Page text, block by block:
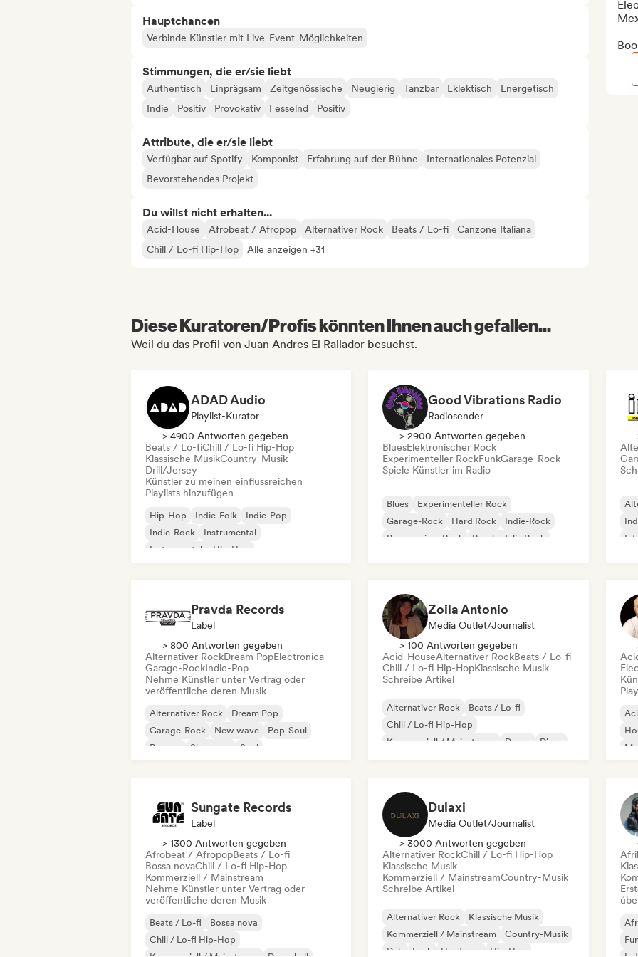
Hauptchancen
Verbinde Künstler mit Live-Event-Möglichkeiten
Stimmungen, die er/sie liebt
Authentisch Einprägsam Zeitgenössische Neugierig Tanzbar Eklektisch
Energetisch
Indie
Positiv Provokativ Fesselnd Positiv
Attribute, die er/sie liebt
Verfügbar auf Spotify Komponist Erfahrung auf der Bühne
Internationales Potenzial
Bevorstehendes Projekt
Du willst nicht erhalten...
Acid-House Afrobeat / Afropop Alternativer Rock Beats / Lo-fi
Canzone Italiana
Chill / Lo-fi Hip-Hop
Alle anzeigen +31
Diese Kuratoren/Profis könnten Ihnen auch gefallen...
Weil du das Profil von Juan Andres El Rallador besuchst.
ADAD Audio
Playlist-Kurator
> 4900 Antworten gegeben
Beats / Lo-fiChill / Lo-fi Hip-Hop
Klassische MusikCountry-Musik
Drill/Jersey
Künstler zu meinen einflussreichen
Playlists hinzufügen
Hip-Hop Indie-Folk
Indie-Pop
Indie-Rock
Instrumental
Instrumentaler Hip-Hop
Good Vibrations Radio
Radiosender
> 2900 Antworten gegeben
BluesElektronischer Rock
Experimenteller RockFunkGarage-Rock
Spiele Künstler im Radio
Blues
Experimenteller Rock
Garage-Rock
Hard Rock
Indie-Rock
Progressiver Rock
Psychedelic Rock
Pravda Records
Label
> 800 Antworten gegeben
Alternativer RockDream PopElectronica
Garage-RockIndie-Pop
Nehme Künstler unter Vertrag oder
veröffentliche deren Musik
Alternativer Rock
Dream Pop
Garage-Rock
New wave
Pop-Soul
Reggae
Shoegaze Soul
Zoila Antonio
Media Outlet/Journalist
> 100 Antworten gegeben
Acid-HouseAlternativer RockBeats / Lo-fi
Chill / Lo-fi Hip-HopKlassische Musik
Schreibe Artikel
Alternativer Rock
Beats / Lo-fi
Chill / Lo-fi Hip-Hop
Kommerziell / Mainstream
Dance
Disco
Sungate Records
Label
> 1300 Antworten gegeben
Afrobeat / AfropopBeats / Lo-fi
Bossa novaChill / Lo-fi Hip-Hop
Kommerziell / Mainstream
Nehme Künstler unter Vertrag oder
veröffentliche deren Musik
Beats / Lo-fi
Bossa nova
Chill / Lo-fi Hip-Hop
Dulaxi
Media Outlet/Journalist
> 3000 Antworten gegeben
Alternativer RockChill / Lo-fi Hip-Hop
Klassische Musik
Kommerziell / MainstreamCountry-Musik
Schreibe Artikel
Alternativer Rock
Klassische Musik
Kommerziell / Mainstream
Country-Musik
Dub
Funk Hardcore Hip-Hop